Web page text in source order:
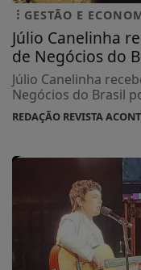
GESTÃO E
Júlio Canelinha
de Negócios do
Júlio Canelinha
Negócios do Brasil
REDAÇÃO REVISTA